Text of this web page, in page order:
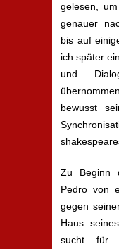
gelesen,
genauer
bis auf
ich später
und
bewusst
Zu Beginn
Pedro von
gegen
Haus
sucht für